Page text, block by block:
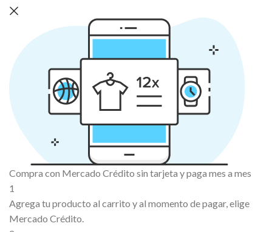
Compra con Mercado Crédito sin tarjeta y paga mes a mes
1
Agrega tu producto al carrito y al momento de pagar, elige
Mercado Crédito.